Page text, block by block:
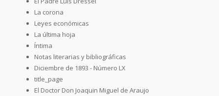
La corona
Leyes económicas
La última hoja
Íntima
Notas literarias y bibliográficas
Diciembre de 1893 - Número LX
title_page
El Doctor Don Joaquin Miguel de Araujo